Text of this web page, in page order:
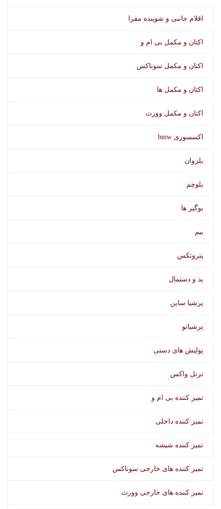
اقلام جانبی و شوینده مفرا
اکتان و مکمل بی ام و
اکتان و مکمل سوناکس
اکتان و مکمل ها
اکتان و مکمل وورث
اکسسوری bmw
بلزوان
بلوچم
بوگیر ها
بیم
پتروتکس
پد و دستمال
پرشیا ساین
پرشیاتو
پولیش های دستی
ترتل واکس
تمیز کننده بی ام و
تمیز کننده داخلی
تمیز کننده شیشه
تمیز کننده های خارجی سوناکس
تمیز کننده های خارجی وورث
اسپری لاستیک کوییک کلین